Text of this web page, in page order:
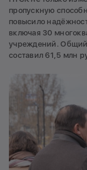
пропускную
повысило
включая 30
учреждений. Общий
составил 61,5 млн